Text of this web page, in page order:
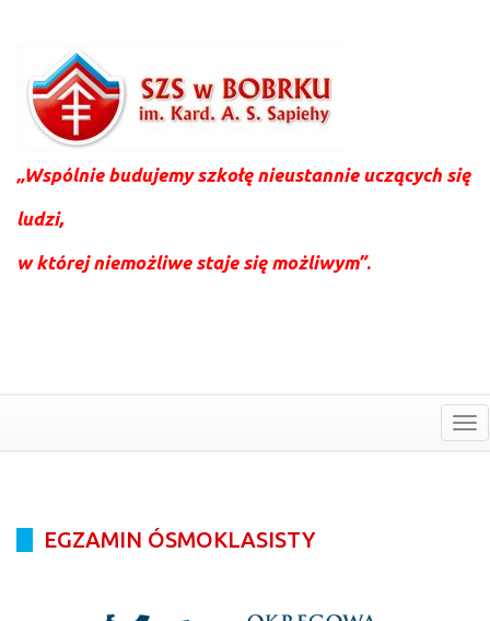
„Wspólnie budujemy szkołę nieustannie uczących się
ludzi,
w której niemożliwe staje się możliwym”.
EGZAMIN ÓSMOKLASISTY